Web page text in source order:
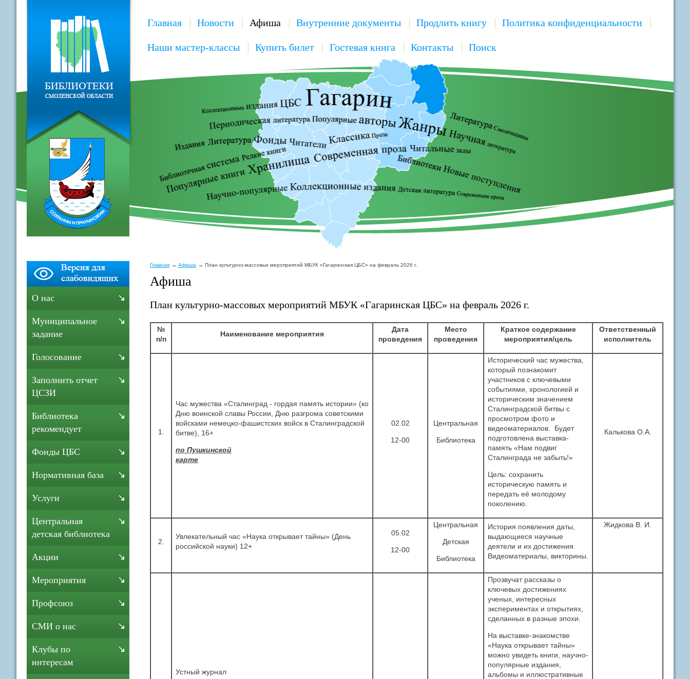
Главная Новости Афиша Внутренние документы Продлить книгу Политика конфиденциальности
Наши мастер-классы Купить билет Гостевая книга Контакты Поиск
Главная Афиша План культурно-массовых мероприятий МБУК «Гагаринская ЦБС» на февраль 2026 г.
Афиша
План культурно-массовых мероприятий МБУК «Гагаринская ЦБС» на февраль 2026 г.
№
п/п
Наименование мероприятия
Дата
проведения
Место
проведения
Краткое содержание
мероприятия/цель
Ответственный
исполнитель
1.
Час мужества «Сталинград - гордая память истории» (ко
Дню воинской славы России, Дню разгрома советскими
войсками немецко-фашистских войск в Сталинградской
битве), 16+
по Пушкинской
карте
02.02
12-00
Центральная
Библиотека
Исторический час мужества,
который познакомит
участников с ключевыми
событиями, хронологией и
историческим значением
Сталинградской битвы с
просмотром фото и
видеоматериалов. Будет
подготовлена выставка-
память «Нам подвиг
Сталинграда не забыть!»
Цель: сохранить
историческую память и
передать её молодому
поколению.
Калькова О.А.
2.
Увлекательный час «Наука открывает тайны» (День
российской науки) 12+
05.02
12-00
Центральная
Детская
Библиотека
История появления даты,
выдающиеся научные
деятели и их достижения.
Видеоматериалы, викторины.
Жидкова В. И.
Устный журнал
Прозвучат рассказы о
ключевых достижениях
ученых, интересных
экспериментах и открытиях,
сделанных в разные эпохи.
На выставке-знакомстве
«Наука открывает тайны»
можно увидеть книги, научно-
популярные издания,
альбомы и иллюстративные
О нас
Муниципальное
задание
Голосование
Заполнить отчет
ЦСЗИ
Библиотека
рекомендует
Фонды ЦБС
Нормативная база
Услуги
Центральная
детская библиотека
Акции
Мероприятия
Профсоюз
СМИ о нас
Клубы по
интересам